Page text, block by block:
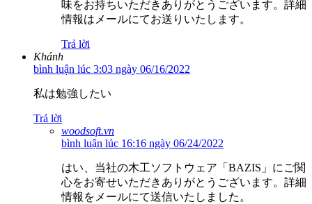
味をお持ちいただきありがとうございます。詳細
情報はメールにてお送りいたします。
Trả lời
Khánh
bình luận lúc 3:03 ngày 06/16/2022
私は勉強したい
Trả lời
woodsoft.vn
bình luận lúc 16:16 ngày 06/24/2022
はい、当社の木工ソフトウェア「BAZIS」にご関
心をお寄せいただきありがとうございます。詳細
情報をメールにて送信いたしました。